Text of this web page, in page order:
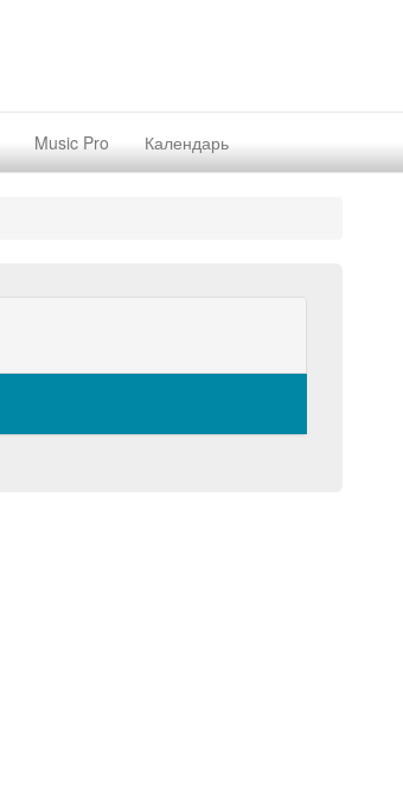
Music Pro Календарь